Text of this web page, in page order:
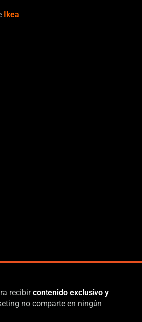
Ikea
recibircontenido exclusivo y
no comparte en ningún